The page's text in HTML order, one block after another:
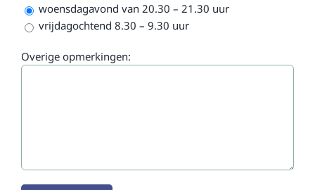
woensdagavond van 20.30 – 21.30 uur
vrijdagochtend 8.30 – 9.30 uur
Overige opmerkingen: